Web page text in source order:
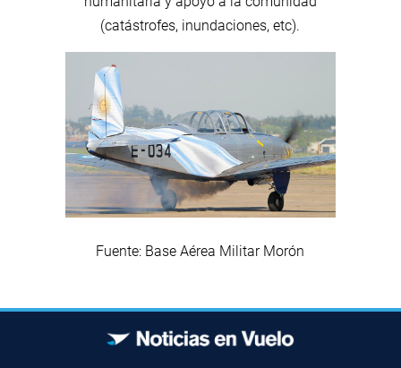
(catástrofes, inundaciones, etc).
Fuente: Base Aérea Militar Morón